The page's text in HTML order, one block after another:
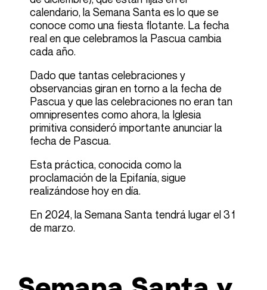
calendario, la Semana Santa es lo que se
conoce como una fiesta flotante. La fecha
real en que celebramos la Pascua cambia
cada año.
Dado que tantas celebraciones y
observancias giran en torno a la fecha de
Pascua y que las celebraciones no eran tan
omnipresentes como ahora, la Iglesia
primitiva consideró importante anunciar la
fecha de Pascua.
Esta práctica, conocida como la
proclamación de la Epifanía, sigue
realizándose hoy en día.
En 2024, la Semana Santa tendrá lugar el 31
de marzo.